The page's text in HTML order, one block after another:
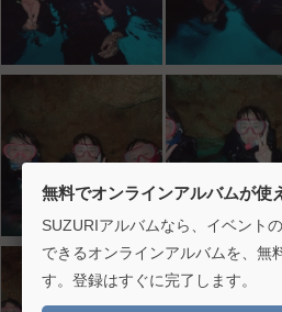
無料でオンラインアルバムが使
SUZURIアルバムなら、イベント
できるオンラインアルバムを、無
す。登録はすぐに完了します。